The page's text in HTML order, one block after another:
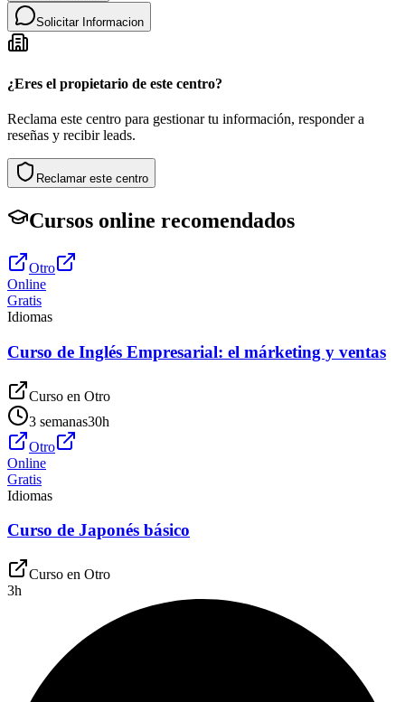
Solicitar Informacion
¿Eres el propietario de este centro?
Reclama este centro para gestionar tu información, responder a
reseñas y recibir leads.
Reclamar este centro
Cursos online recomendados
Otro
Online
Gratis
Idiomas
Curso de Inglés Empresarial: el márketing y ventas
Curso en Otro
3 semanas30h
Otro
Online
Gratis
Idiomas
Curso de Japonés básico
Curso en Otro
3h